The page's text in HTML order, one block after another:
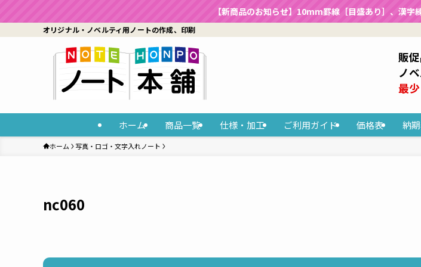
【新商品のお知らせ】10mm罫線［目盛あり］、漢字
オリジナル・ノベルティ用ノートの作成、印刷
ホーム 商品一覧 仕様・加工 ご利用ガイド 価格表 納
販
ノ
最
ホーム 写真・ロゴ・文字入れノート
nc060